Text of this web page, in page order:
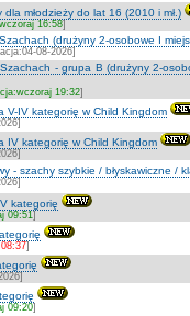
młodzieży do lat 16 (2010 i mł.)
16:58]
(drużyny 2-osobowe I
08-2026]
- grupa B (drużyny 2-
19:32]
V-IV kategorię w Child Kingdom
IV kategorię w Child Kingdom
- szachy szybkie / błyskawiczne /
kategorię
09:51]
]
09:20]